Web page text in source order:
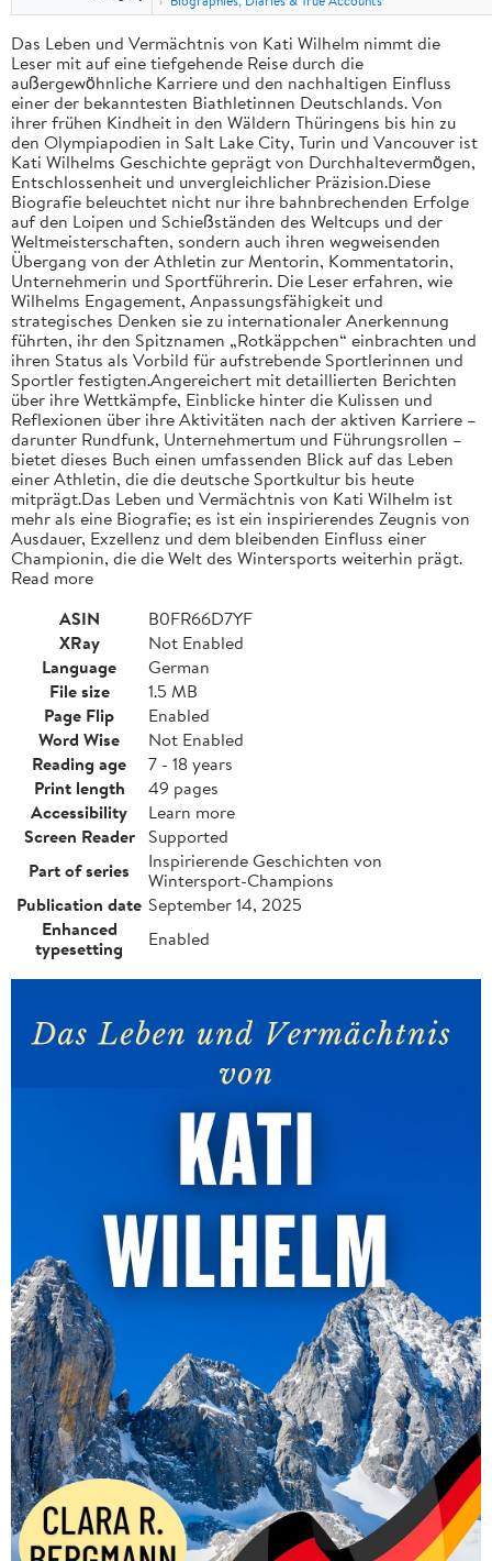
Das Leben und Vermächtnis von Kati Wilhelm nimmt die
Leser mit auf eine tiefgehende Reise durch die
außergewöhnliche Karriere und den nachhaltigen Einfluss
einer der bekanntesten Biathletinnen Deutschlands. Von
ihrer frühen Kindheit in den Wäldern Thüringens bis hin zu
den Olympiapodien in Salt Lake City, Turin und Vancouver ist
Kati Wilhelms Geschichte geprägt von Durchhaltevermögen,
Entschlossenheit und unvergleichlicher Präzision.Diese
Biografie beleuchtet nicht nur ihre bahnbrechenden Erfolge
auf den Loipen und Schießständen des Weltcups und der
Weltmeisterschaften, sondern auch ihren wegweisenden
Übergang von der Athletin zur Mentorin, Kommentatorin,
Unternehmerin und Sportführerin. Die Leser erfahren, wie
Wilhelms Engagement, Anpassungsfähigkeit und
strategisches Denken sie zu internationaler Anerkennung
führten, ihr den Spitznamen „Rotkäppchen“ einbrachten und
ihren Status als Vorbild für aufstrebende Sportlerinnen und
Sportler festigten.Angereichert mit detaillierten Berichten
über ihre Wettkämpfe, Einblicke hinter die Kulissen und
Reflexionen über ihre Aktivitäten nach der aktiven Karriere –
darunter Rundfunk, Unternehmertum und Führungsrollen –
bietet dieses Buch einen umfassenden Blick auf das Leben
einer Athletin, die die deutsche Sportkultur bis heute
mitprägt.Das Leben und Vermächtnis von Kati Wilhelm ist
mehr als eine Biografie; es ist ein inspirierendes Zeugnis von
Ausdauer, Exzellenz und dem bleibenden Einfluss einer
Championin, die die Welt des Wintersports weiterhin prägt.
Read more
ASIN
B0FR66D7YF
XRay
Not Enabled
Language
German
File size
1.5 MB
Page Flip
Enabled
Word Wise
Not Enabled
Reading age
7 - 18 years
Print length
49 pages
Accessibility
Learn more
Screen Reader Supported
Part of series
Inspirierende Geschichten von
Wintersport-Champions
Publication date September 14, 2025
Enhanced
typesetting
Enabled